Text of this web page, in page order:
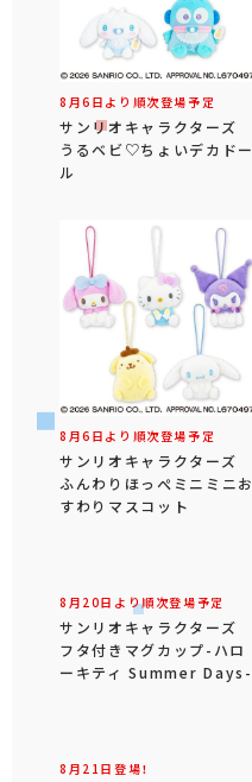
8月6日より順次登場予定
サンリオキャラクターズ
うるベビ♡ちょいデカドー
ル
8月6日より順次登場予定
サンリオキャラクターズ
ふんわりほっぺミニミニお
すわりマスコット
8月20日より順次登場予定
サンリオキャラクターズ
フタ付きマグカップ-ハロ
ーキティ Summer Days-
8月21日登場！